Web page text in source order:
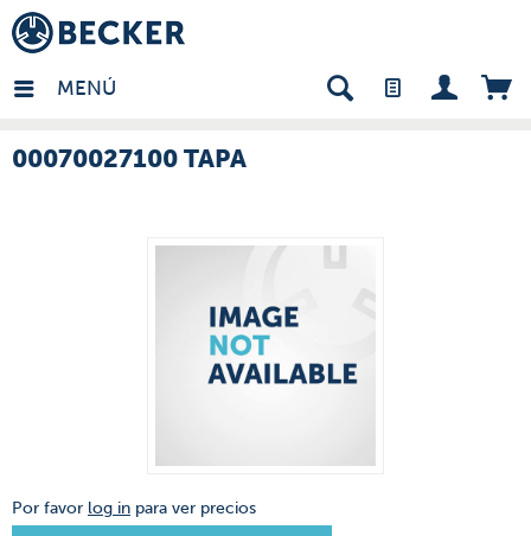
MENÚ
- ES
00070027100 TAPA
Por favor log in para ver precios